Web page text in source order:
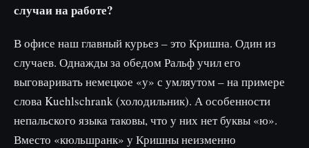
случаи на работе?
В офисе наш главный курьез – это Кришна. Один из
случаев. Однажды за обедом Ральф учил его
выговаривать немецкое «у» с умляутом – на примере
слова Kuehlschrank (холодильник). А особенности
непальского языка таковы, что у них нет буквы «ю».
Вместо «кюльшранк» у Кришны неизменно